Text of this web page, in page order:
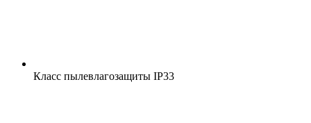
Класс пылевлагозащиты IP33